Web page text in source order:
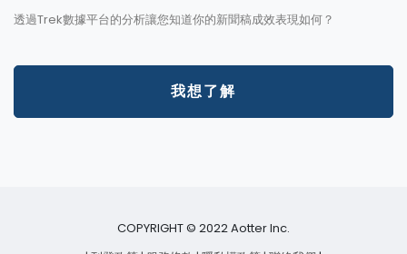
透過Trek數據平台的分析讓您知道你的新聞稿成效表現如何？
我想了解
COPYRIGHT © 2022 Aotter Inc.